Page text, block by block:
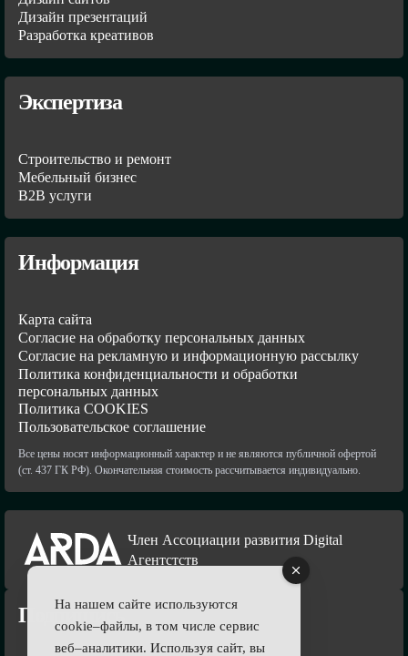
Дизайн презентаций
Разработка креативов
Экспертиза
Строительство и ремонт
Мебельный бизнес
В2В услуги
Информация
Карта сайта
Согласие на обработку персональных данных
Согласие на рекламную и информационную рассылку
Политика конфиденциальности и обработки
персональных данных
Политика COOKIES
Пользовательское соглашение
Все цены носят информационный характер и не являются публичной офертой
(ст. 437 ГК РФ). Окончательная стоимость рассчитывается индивидуально.
Член Ассоциации развития Digital
Агентстств
Подпишись
На нашем сайте используются
cookie–файлы, в том числе сервис
веб–аналитики. Используя сайт, вы